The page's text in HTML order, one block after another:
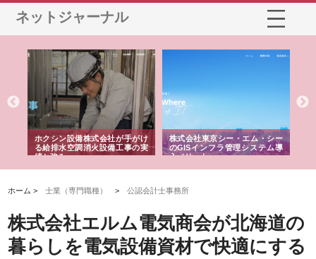
ネットジャーナル
ホクシン設備株式会社が手がけ
る給排水空調消火設備工事の実
績と強み
株式会社東京シー・エム・シー
のGISインフラ管理システム導
入メリット
ホーム >士業（専門職種） >公認会計士事務所
株式会社エルム電気商会が北海道の
暮らしを電気設備資材で快適にする